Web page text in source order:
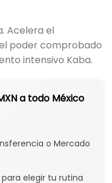
Acelera el
poder comprobado
intensivo Kaba.
a todo México
o Mercado
elegir tu rutina